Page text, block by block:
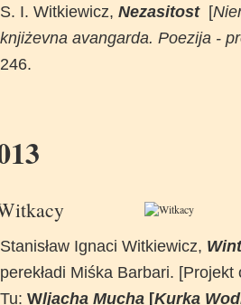
S. I. Witkiewicz, Nezasitost[
knjiżevna avangarda. Poezija -
246.
Stanisław Ignaci Witkiewicz,
perekładi Miśka Barbari.
Tu: Wljacha Mucha [Kurka